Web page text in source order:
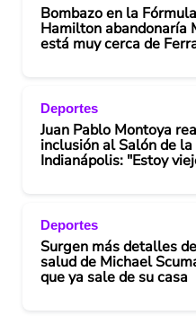
Bombazo en la
Hamilton abandonaría
está muy cerca de
Deportes
Juan Pablo Montoya
inclusión al Salón de la
Indianápolis: "Estoy
Deportes
Surgen más detalles
salud de Michael
que ya sale de su casa